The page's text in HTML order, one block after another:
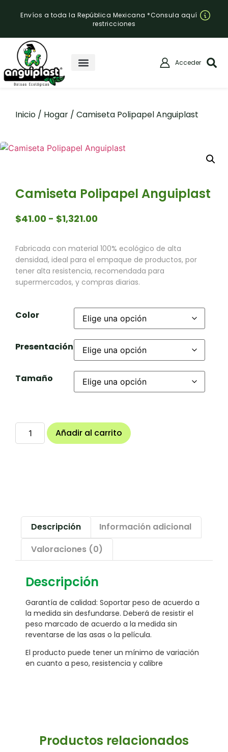
Envíos a toda la República Mexicana *Consula aquí
restricciones
Acceder
Inicio / Hogar / Camiseta Polipapel Anguiplast
Camiseta Polipapel Anguiplast
$41.00 - $1,321.00
Fabricada con material 100% ecológico de alta
densidad, ideal para el empaque de productos, por
tener alta resistencia, recomendada para
supermercados, y compras diarias.
Color
Presentación
Tamaño
Añadir al carrito
Descripción
Información adicional
Valoraciones (0)
Descripción
Garantía de calidad: Soportar peso de acuerdo a
la medida sin desfundarse. Deberá de resistir el
peso marcado de acuerdo a la medida sin
reventarse de las asas o la película.
El producto puede tener un mínimo de variación
en cuanto a peso, resistencia y calibre
Productos relacionados